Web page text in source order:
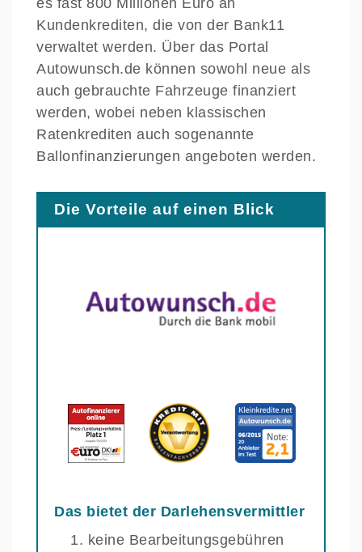
Kundenkrediten, die von der Bank11
verwaltet werden. Über das Portal
Autowunsch.de können sowohl neue als
auch gebrauchte Fahrzeuge finanziert
werden, wobei neben klassischen
Ratenkrediten auch sogenannte
Ballonfinanzierungen angeboten werden.
Die Vorteile auf einen Blick
Das bietet der Darlehensvermittler
keine Bearbeitungsgebühren